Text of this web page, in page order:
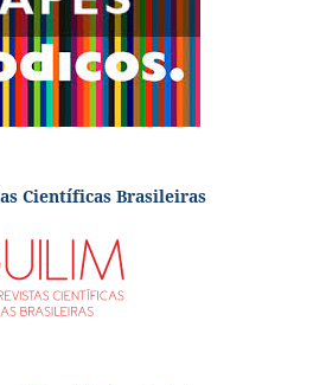
Científicas Brasileiras